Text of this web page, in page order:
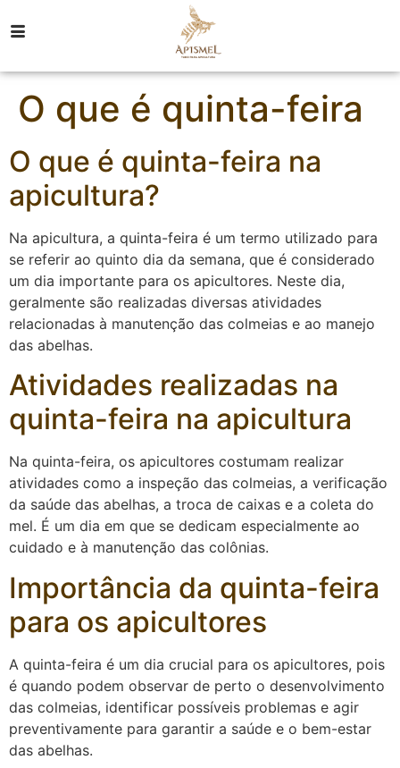
O que é quinta-feira
O que é quinta-feira na
apicultura?
Na apicultura, a quinta-feira é um termo utilizado para
se referir ao quinto dia da semana, que é considerado
um dia importante para os apicultores. Neste dia,
geralmente são realizadas diversas atividades
relacionadas à manutenção das colmeias e ao manejo
das abelhas.
Atividades realizadas na
quinta-feira na apicultura
Na quinta-feira, os apicultores costumam realizar
atividades como a inspeção das colmeias, a verificação
da saúde das abelhas, a troca de caixas e a coleta do
mel. É um dia em que se dedicam especialmente ao
cuidado e à manutenção das colônias.
Importância da quinta-feira
para os apicultores
A quinta-feira é um dia crucial para os apicultores, pois
é quando podem observar de perto o desenvolvimento
das colmeias, identificar possíveis problemas e agir
preventivamente para garantir a saúde e o bem-estar
das abelhas.